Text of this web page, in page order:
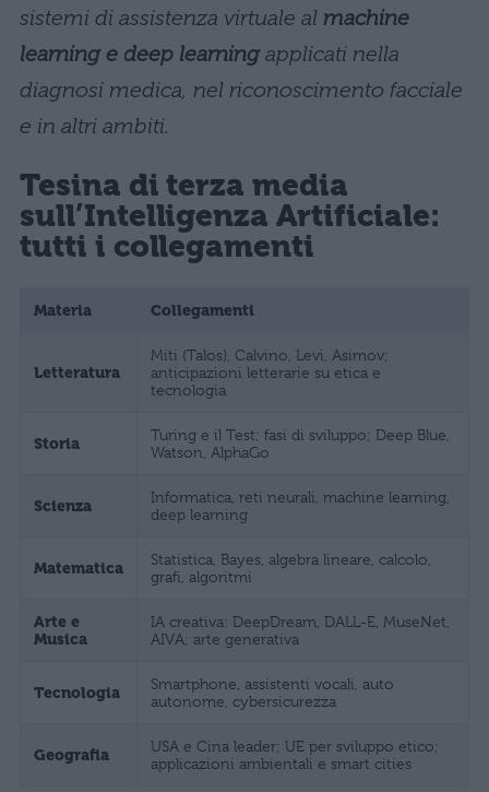
sistemi di assistenza virtuale al machine
learning e deep learningapplicati nella
diagnosi medica, nel riconoscimento facciale
e in altri ambiti.
Tesina di terza media
sull’Intelligenza Artificiale:
tutti i collegamenti
Materia Collegamenti
Letteratura
Miti (Talos), Calvino, Levi, Asimov;
anticipazioni letterarie su etica e
tecnologia
Storia
Turing e il Test; fasi di sviluppo; Deep Blue,
Watson, AlphaGo
Scienza
Informatica, reti neurali, machine learning,
deep learning
Matematica
Statistica, Bayes, algebra lineare, calcolo,
grafi, algoritmi
Arte e
Musica
IA creativa: DeepDream, DALL-E, MuseNet,
AIVA; arte generativa
Tecnologia
Smartphone, assistenti vocali, auto
autonome, cybersicurezza
Geografia
USA e Cina leader; UE per sviluppo etico;
applicazioni ambientali e smart cities